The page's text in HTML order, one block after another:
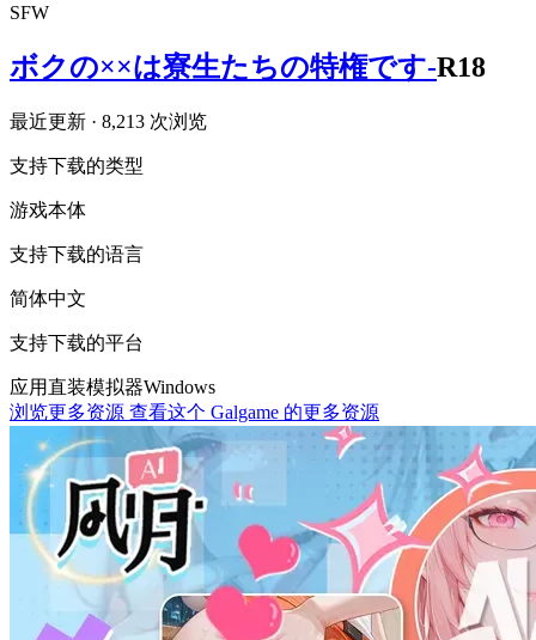
SFW
ボクの××は寮生たちの特権です-R18
最近更新 · 8,213 次浏览
支持下载的类型
游戏本体
支持下载的语言
简体中文
支持下载的平台
应用直装模拟器Windows
浏览更多资源 查看这个 Galgame 的更多资源